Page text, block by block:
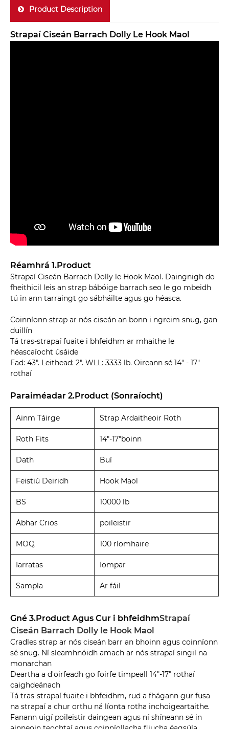
Product Description
Strapaí Ciseán Barrach Dolly Le Hook Maol
Réamhrá 1.Product
Strapaí Ciseán Barrach Dolly le Hook Maol. Daingnigh do
fheithicil leis an strap bábóige barrach seo le go mbeidh
tú in ann tarraingt go sábháilte agus go héasca.
Coinníonn strap ar nós ciseán an bonn i ngreim snug, gan
duillín
Tá tras-strapaí fuaite i bhfeidhm ar mhaithe le
héascaíocht úsáide
Fad: 43". Leithead: 2". WLL: 3333 lb. Oireann sé 14" - 17"
rothaí
Paraiméadar 2.Product (Sonraíocht)
Ainm Táirge Strap Ardaitheoir Roth
Roth Fits 14"-17"boinn
Dath Buí
Feistiú Deiridh Hook Maol
BS 10000 lb
Ábhar Crios poileistir
MOQ 100 ríomhaire
Iarratas Iompar
Sampla Ar fáil
Gné 3.Product Agus Cur i bhfeidhmStrapaí
Ciseán Barrach Dolly le Hook Maol
Cradles strap ar nós ciseán barr an bhoinn agus coinníonn
sé snug. Ní sleamhnóidh amach ar nós strapaí singil na
monarchan
Deartha a d'oirfeadh go foirfe timpeall 14"-17" rothaí
caighdeánach
Tá tras-strapaí fuaite i bhfeidhm, rud a fhágann gur fusa
na strapaí a chur orthu ná líonta rotha inchoigeartaithe.
Fanann uigí poileistir daingean agus ní shíneann sé in